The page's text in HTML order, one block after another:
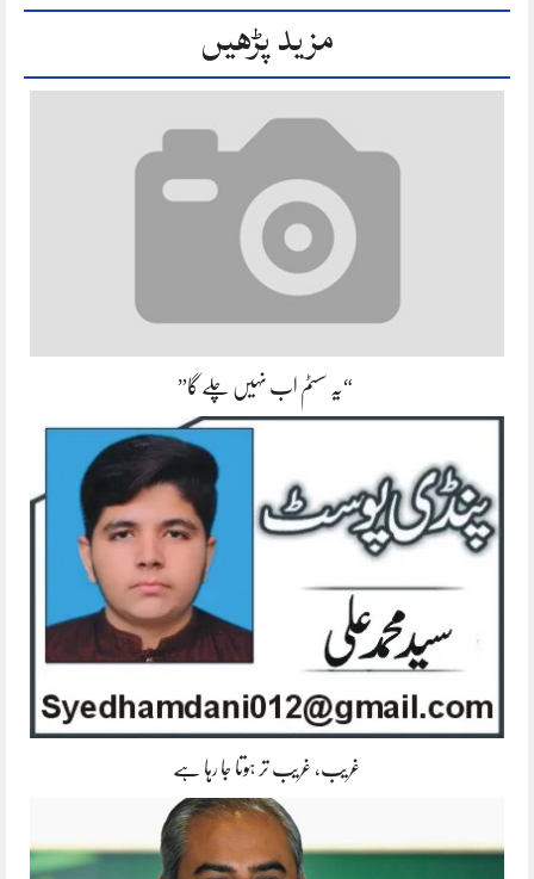
مزید پڑھیں
“یہ سسٹم اب نہیں چلے گا”
غریب، غریب تر ہوتا جا رہا ہے